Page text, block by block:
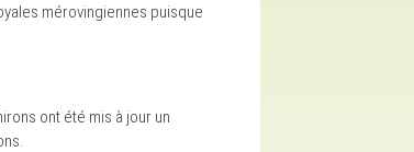
mérovingiennes puisque
ont été mis à jour un